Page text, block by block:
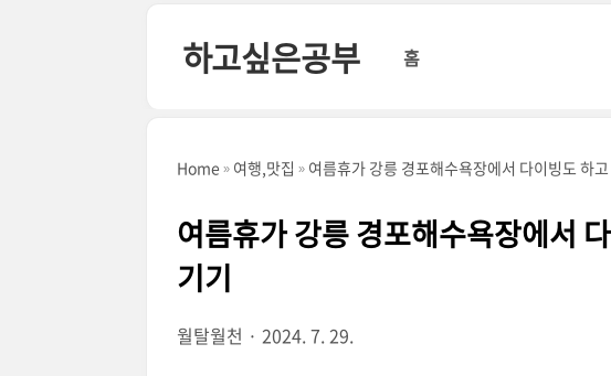
하고싶은공부 홈
Home 여행,맛집 여름휴가 강릉 경포해수욕장에서 다이빙도 하
여름휴가 강릉 경포해수욕장에서
기기
월탈월천 2024. 7. 29.